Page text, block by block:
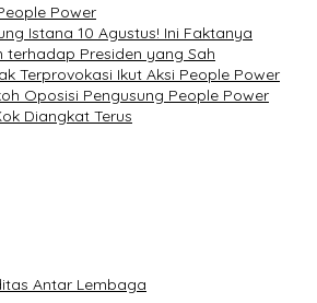
Power
Istana 10 Agustus! Ini Faktanya
terhadap Presiden yang Sah
Terprovokasi Ikut Aksi People Power
Oposisi Pengusung People Power
Diangkat Terus
Antar Lembaga